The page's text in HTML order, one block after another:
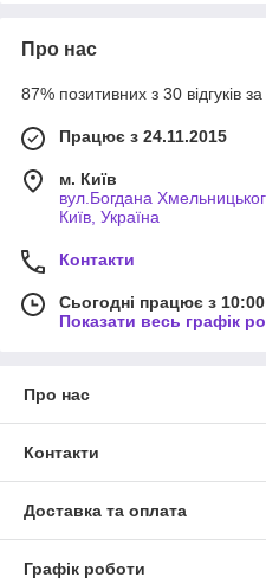
Про нас
87% позитивних з 30 відгуків за
Працює з 24.11.2015
м. Київ
вул.Богдана
Київ, Україна
Контакти
Сьогодні працює з
Показати весь графік
Про нас
Контакти
Доставка та оплата
Графік роботи